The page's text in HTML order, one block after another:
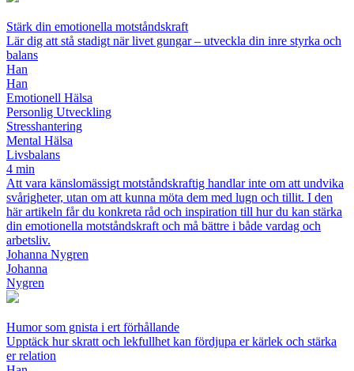
Stärk din emotionella motståndskraft
Lär dig att stå stadigt när livet gungar – utveckla din inre styrka och
balans
Han
Han
Emotionell Hälsa
Personlig Utveckling
Stresshantering
Mental Hälsa
Livsbalans
4 min
Att vara känslomässigt motståndskraftig handlar inte om att undvika
svårigheter, utan om att kunna möta dem med lugn och tillit. I den
här artikeln får du konkreta råd och inspiration till hur du kan stärka
din emotionella motståndskraft och må bättre i både vardag och
arbetsliv.
Johanna Nygren
Johanna
Nygren
Humor som gnista i ert förhållande
Upptäck hur skratt och lekfullhet kan fördjupa er kärlek och stärka
er relation